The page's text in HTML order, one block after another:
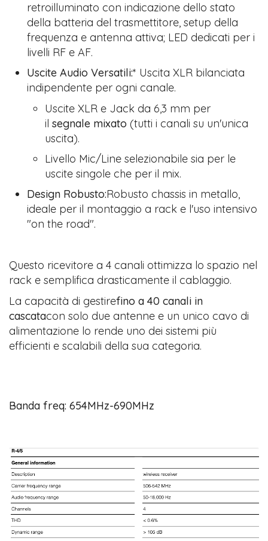
retroilluminato con indicazione dello stato
della batteria del trasmettitore, setup della
frequenza e antenna attiva; LED dedicati per i
livelli RF e AF.
Uscite Audio Versatili:* Uscita XLR bilanciata
indipendente per ogni canale.
Uscite XLR e Jack da 6,3 mm per
ilsegnale mixato(tutti i canali su un'unica
uscita).
Livello Mic/Line selezionabile sia per le
uscite singole che per il mix.
Design Robusto:Robusto chassis in metallo,
ideale per il montaggio a rack e l'uso intensivo
"on the road".
Questo ricevitore a 4 canali ottimizza lo spazio nel
rack e semplifica drasticamente il cablaggio.
La capacità di gestirefino a 40 canali in
cascatacon solo due antenne e un unico cavo di
alimentazione lo rende uno dei sistemi più
efficienti e scalabili della sua categoria.
Banda freq: 654MHz-690MHz